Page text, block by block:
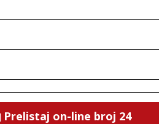
Prelistaj on-line broj 24